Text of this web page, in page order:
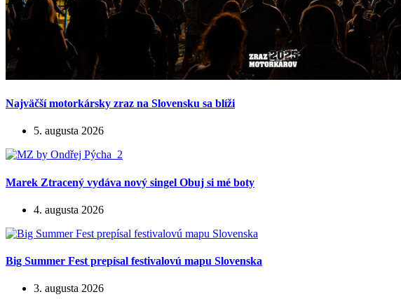
Najväčší motorkársky zraz na Slovensku sa blíži
5. augusta 2026
Marek Ztracený vydáva nový singel Obuj si mé boty
4. augusta 2026
Big Summer Fest prepísal festivalovú mapu Slovenska
3. augusta 2026